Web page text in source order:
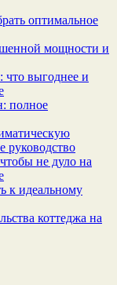
оптимальное
мощности и
что выгоднее и
полное
руководство
не дуло на
к идеальному
коттеджа на